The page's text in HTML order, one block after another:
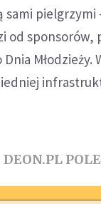
od
Młodzieży.
DEON.PL